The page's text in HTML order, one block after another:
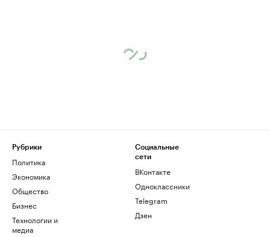
Рубрики
Политика
Экономика
Общество
Бизнес
Технологии и
медиа
Социальные
сети
ВКонтакте
Одноклассники
Telegram
Дзен